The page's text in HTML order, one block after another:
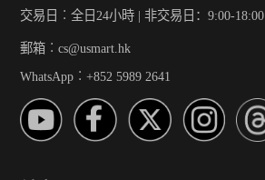
交易日︰全日24小時 | 非交易日：9:00-18:00
郵箱︰cs@usmart.hk
WhatsApp︰+852 5989 2641